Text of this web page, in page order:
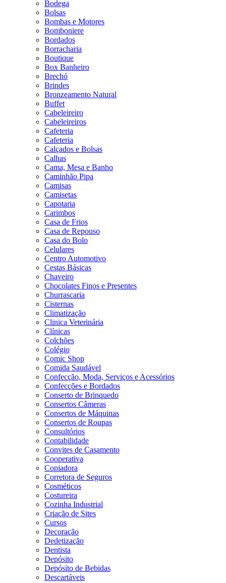
Bodega
Bolsas
Bombas e Motores
Bomboniere
Bordados
Borracharia
Boutique
Box Banheiro
Brechó
Brindes
Bronzeamento Natural
Buffet
Cabeleireiro
Cabeleireiros
Cafeteria
Cafeteria
Calçados e Bolsas
Calhas
Cama, Mesa e Banho
Caminhão Pipa
Camisas
Camisetas
Capotaria
Carimbos
Casa de Frios
Casa de Repouso
Casa do Bolo
Celulares
Centro Automotivo
Cestas Básicas
Chaveiro
Chocolates Finos e Presentes
Churrascaria
Cisternas
Climatização
Clinica Veterinária
Clínicas
Colchões
Colégio
Comic Shop
Comida Saudável
Confecção, Moda, Serviços e Acessórios
Confecções e Bordados
Conserto de Brinquedo
Consertos Câmeras
Consertos de Máquinas
Consertos de Roupas
Consultórios
Contabilidade
Convites de Casamento
Cooperativa
Copiadora
Corretora de Seguros
Cosméticos
Costureira
Cozinha Industrial
Criação de Sites
Cursos
Decoração
Dedetização
Dentista
Depósito
Depósito de Bebidas
Descartáveis